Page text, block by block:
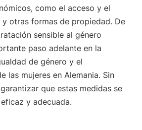
como el acceso y el
otras formas de propiedad. De
sensible al género
paso adelante en la
de género y el
las mujeres en Alemania. Sin
que estas medidas se
y adecuada.